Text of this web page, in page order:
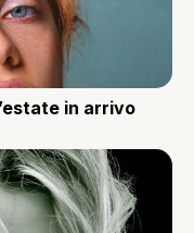
in arrivo